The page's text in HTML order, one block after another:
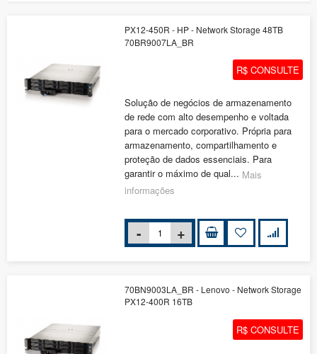
PX12-450R - HP - Network Storage 48TB
70BR9007LA_BR
R$ CONSULTE
Solução de negócios de armazenamento
de rede com alto desempenho e voltada
para o mercado corporativo. Própria para
armazenamento, compartilhamento e
proteção de dados essenciais. Para
garantir o máximo de qual... Mais
informações
70BN9003LA_BR - Lenovo - Network Storage
PX12-400R 16TB
R$ CONSULTE